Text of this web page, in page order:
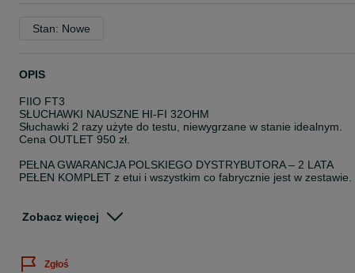
Stan: Nowe
OPIS
FIIO FT3
SŁUCHAWKI NAUSZNE HI-FI 32OHM
Słuchawki 2 razy użyte do testu, niewygrzane w stanie idealnym.
Cena OUTLET 950 zł.
PEŁNA GWARANCJA POLSKIEGO DYSTRYBUTORA – 2 LATA
PEŁEN KOMPLET z etui i wszystkim co fabrycznie jest w zestawie.
FiiO FT3 to flagowe słuchawki wokółuszne w ofercie marki,
oferują przestrzenne, detaliczne i niezwykle muzykalne brzmienie.
Zobacz więcej
Zgłoś